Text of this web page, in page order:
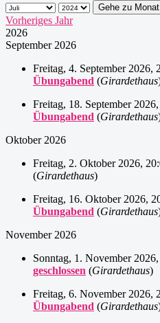
Gehe zu Monat
Vorheriges Jahr
2026
September 2026
Freitag, 4. September 2026,
Übungabend (Girardethaus
Freitag, 18. September
Übungabend (Girardethaus
Oktober 2026
Freitag, 2. Oktober 2026,
(Girardethaus)
Freitag, 16. Oktober 2026,
Übungabend (Girardethaus
November 2026
Sonntag, 1. November
geschlossen (Girardethaus)
Freitag, 6. November 2026,
Übungabend (Girardethaus